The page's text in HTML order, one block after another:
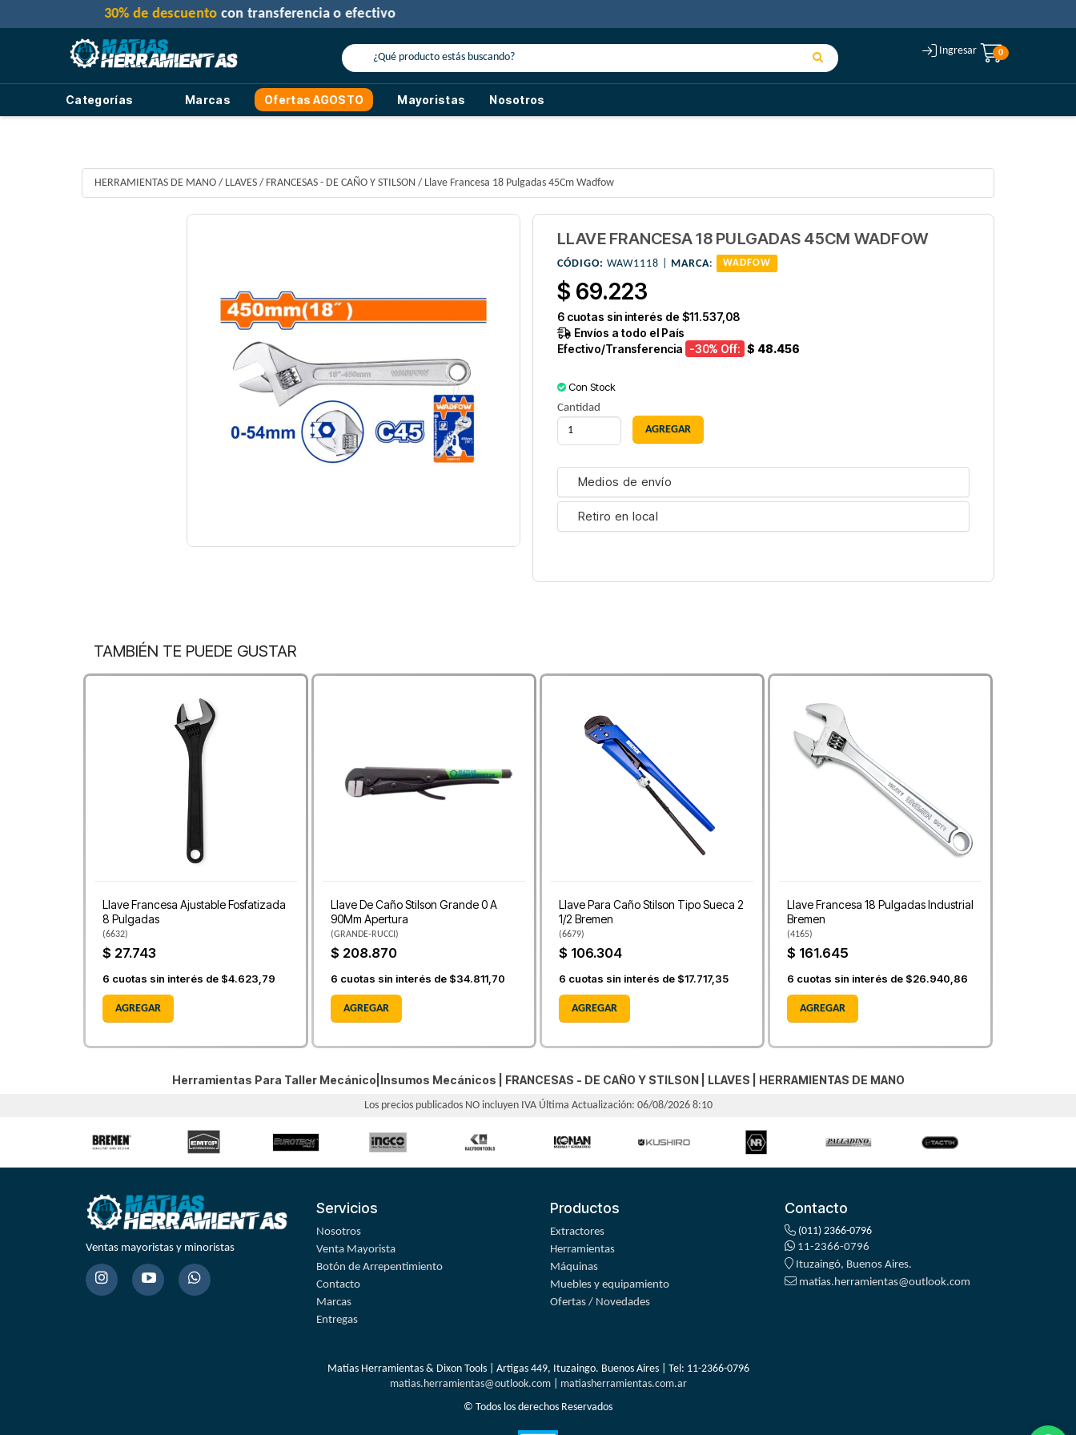
Ingresar 0
Categorías Marcas Ofertas AGOSTO Mayoristas Nosotros
30% de descuento
HERRAMIENTAS DE MANO / LLAVES / FRANCESAS - DE CAÑO Y STILSON / Llave Francesa 18 Pulgadas 45Cm Wadfow
LLAVE FRANCESA 18 PULGADAS 45CM WADFOW
CÓDIGO: WAW1118 | MARCA: WADFOW
$ 69.223
6cuotas sin interés de $11.537,08
Envíos a todo el País
Efectivo/Transferencia -30% Off: $ 48.456
Con Stock
Cantidad
Medios de envío
Retiro en local
TAMBIÉN TE PUEDE GUSTAR
Llave Francesa Ajustable Fosfatizada
8 Pulgadas
(6632)
$ 27.743
6 cuotas sin interés de $4.623,79
AGREGAR
Llave De Caño Stilson Grande 0 A
90Mm Apertura
(GRANDE-RUCCI )
$ 208.870
6 cuotas sin interés de $34.811,70
AGREGAR
Llave Para Caño Stilson Tipo Sueca 2
1/2 Bremen
(6679)
$ 106.304
6 cuotas sin interés de $17.717,35
AGREGAR
Llave Francesa 18 Pulgadas Industrial
Bremen
(4165)
$ 161.645
6 cuotas sin interés de $26.940,86
AGREGAR
Herramientas Para Taller Mecánico|Insumos Mecánicos | FRANCESAS - DE CAÑO Y STILSON| LLAVES HERRAMIENTAS DE MANO
Los precios publicados NO incluyen IVA Última Actualización: 06/08/2026 8:10
Ventas mayoristas y minoristas
Servicios
Nosotros
Venta Mayorista
Botón de Arrepentimiento
Contacto
Marcas
Entregas
Productos
Extractores
Herramientas
Máquinas
Muebles y equipamiento
Ofertas / Novedades
Contacto
(011) 2366-0796
11-2366-0796
Ituzaingó, Buenos Aires.
matias.herramientas@outlook.com
Matías Herramientas & Dixon Tools | Artigas 449, Ituzaingo. Buenos Aires | Tel: 11-2366-0796
matias.herramientas@outlook.com| matiasherramientas.com.ar
© Todos los derechos Reservados